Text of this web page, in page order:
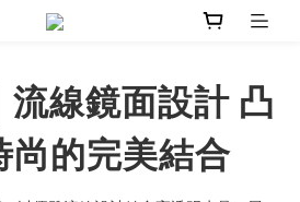
線鏡面設計 凸
尚的完美結合